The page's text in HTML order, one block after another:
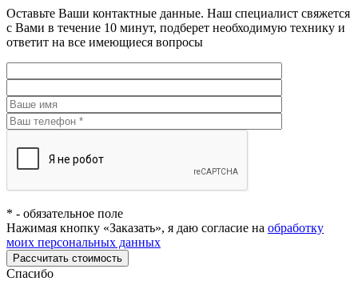
Оставьте Ваши контактные данные. Наш специалист свяжется
с Вами в течение 10 минут, подберет необходимую технику и
ответит на все имеющиеся вопросы
* - обязательное поле
Нажимая кнопку «Заказать», я даю согласие на обработку
моих персональных данных
Рассчитать стоимость
Спасибо